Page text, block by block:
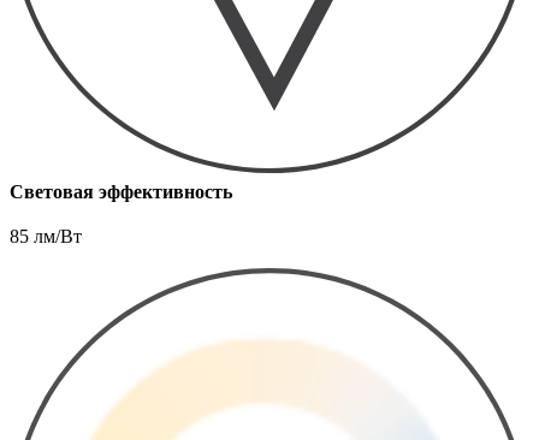
Световая эффективность
85 лм/Вт